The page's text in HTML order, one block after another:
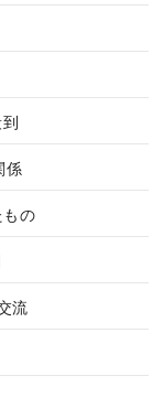
係
の
流